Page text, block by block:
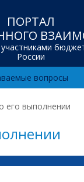
ПОРТАЛ
России
вопросы
его выполнении